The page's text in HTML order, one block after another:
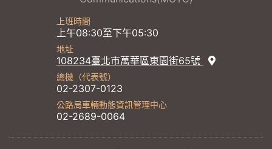
上班時間
上午08:30至下午05:30
地址
108234臺北市萬華區東園街65號
總機（代表號）
02-2307-0123
公路局車輛動態資訊管理中心
02-2689-0064